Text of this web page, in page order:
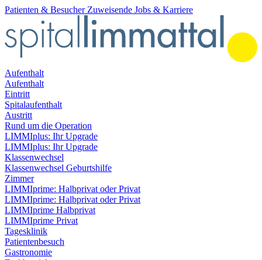
Patienten & Besucher Zuweisende Jobs & Karriere
Aufenthalt
Aufenthalt
Eintritt
Spitalaufenthalt
Austritt
Rund um die Operation
LIMMIplus: Ihr Upgrade
LIMMIplus: Ihr Upgrade
Klassenwechsel
Klassenwechsel Geburtshilfe
Zimmer
LIMMIprime: Halbprivat oder Privat
LIMMIprime: Halbprivat oder Privat
LIMMIprime Halbprivat
LIMMIprime Privat
Tagesklinik
Patientenbesuch
Gastronomie